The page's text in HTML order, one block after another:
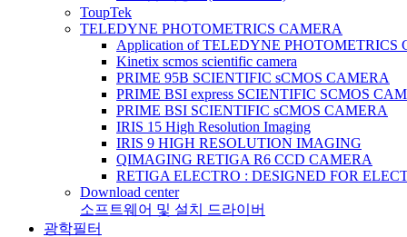
ToupTek
TELEDYNE PHOTOMETRICS CAMERA
Application of TELEDYNE PHOTOMETRICS
Kinetix scmos scientific camera
PRIME 95B SCIENTIFIC sCMOS CAMERA
PRIME BSI express SCIENTIFIC SCMOS
PRIME BSI SCIENTIFIC sCMOS CAMERA
IRIS 15 High Resolution Imaging
IRIS 9 HIGH RESOLUTION IMAGING
QIMAGING RETIGA R6 CCD CAMERA
RETIGA ELECTRO : DESIGNED FOR
Download center
소프트웨어 및 설치 드라이버
광학필터